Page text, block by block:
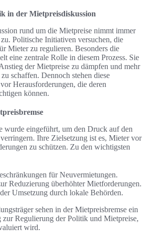
in der Mietpreisdiskussion
rund um die Mietpreise nimmt immer
Politische Initiativen versuchen, die
Mieter zu regulieren. Besonders die
eine zentrale Rolle in diesem Prozess. Sie
der Mietpreise zu dämpfen und mehr
schaffen. Dennoch stehen diese
Herausforderungen, die deren
können.
wurde eingeführt, um den Druck auf den
Ihre Zielsetzung ist es, Mieter vor
zu schützen. Zu den wichtigsten
für Neuvermietungen.
Reduzierung überhöhter Mietforderungen.
Umsetzung durch lokale Behörden.
sehen in der Mietpreisbremse ein
zur Regulierung der Politik und Mietpreise,
wird.